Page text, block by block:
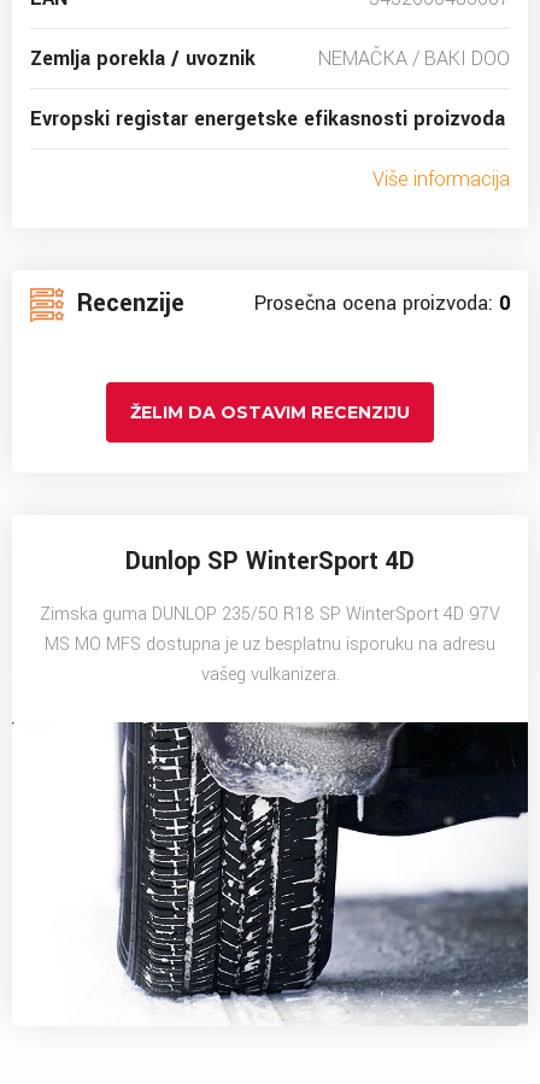
Zemlja porekla / uvoznik NEMAČKA / BAKI DOO
Evropski registar energetske efikasnosti proizvoda
Više informacija
Recenzije Prosečna ocena proizvoda: 0
ŽELIM DA OSTAVIM RECENZIJU
Dunlop SP WinterSport 4D
Zimska guma DUNLOP 235/50 R18 SP WinterSport 4D 97V
MS MO MFS dostupna je uz besplatnu isporuku na adresu
vašeg vulkanizera.